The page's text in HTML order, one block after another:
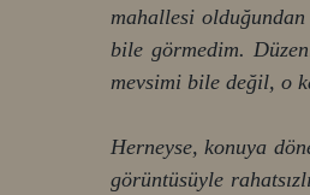
mahallesi
bile görmedim.
mevsimi bile değil, o
Herneyse, konuya
görüntüsüyle